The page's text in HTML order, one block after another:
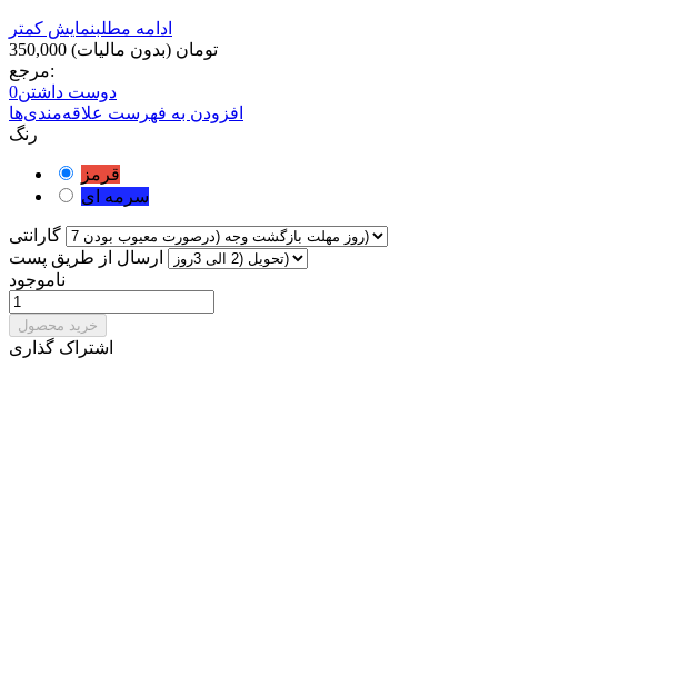
ادامه مطلبنمایش کمتر
350,000 تومان (بدون مالیات)
مرجع:
دوست داشتن0
افزودن به فهرست علاقه‌مندی‌ها
رنگ
قرمز
سرمه ای
گارانتی
ارسال از طریق پست
ناموجود
خرید محصول
اشتراک گذاری